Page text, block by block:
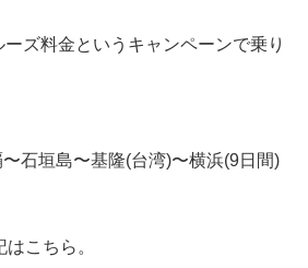
ズ料金というキャンペーンで乗り
〜石垣島〜基隆(台湾)〜横浜(9日間)
こちら。